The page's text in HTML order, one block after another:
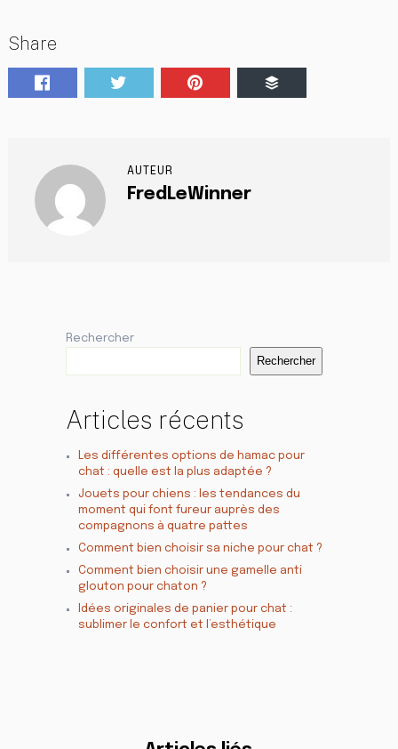
Share
AUTEUR
FredLeWinner
Rechercher
Rechercher
Articles récents
Les différentes options de hamac pour
chat : quelle est la plus adaptée ?
Jouets pour chiens : les tendances du
moment qui font fureur auprès des
compagnons à quatre pattes
Comment bien choisir sa niche pour chat ?
Comment bien choisir une gamelle anti
glouton pour chaton ?
Idées originales de panier pour chat :
sublimer le confort et l’esthétique